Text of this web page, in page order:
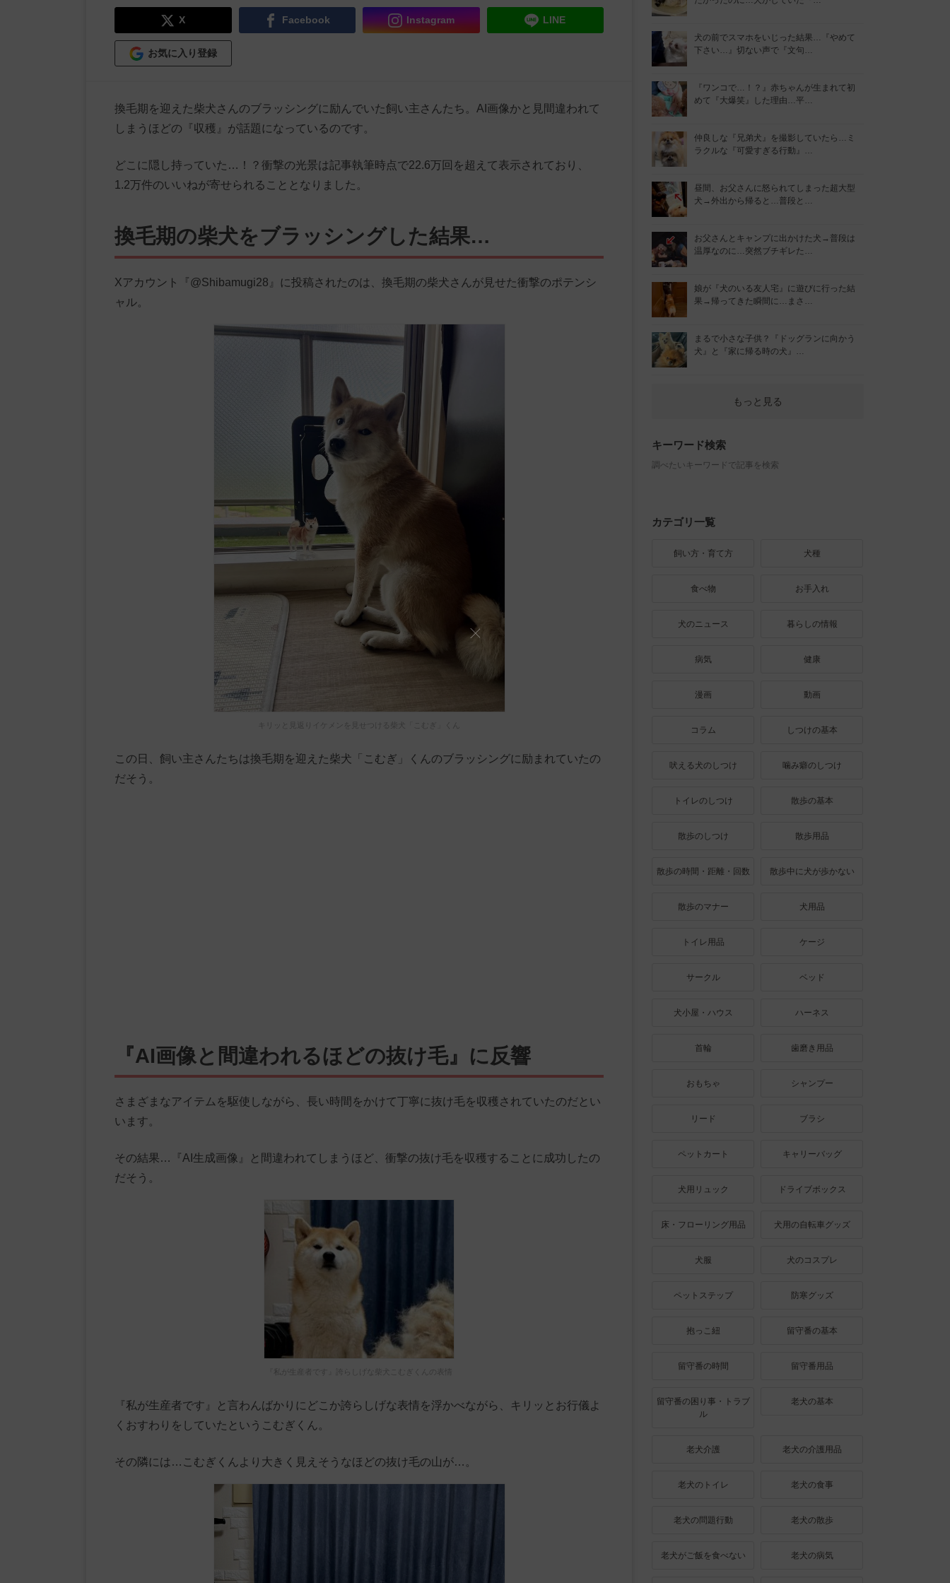
X Facebook Instagram LINE
お気に入り登録
換毛期を迎えた柴犬さんのブラッシングに励んでいた飼い主さんたち。AI画像かと見間違われて
しまうほどの『収穫』が話題になっているのです。
どこに隠し持っていた…！？衝撃の光景は記事執筆時点で22.6万回を超えて表示されており、
1.2万件のいいねが寄せられることとなりました。
換毛期の柴犬をブラッシングした結果…
Xアカウント『@Shibamugi28』に投稿されたのは、換毛期の柴犬さんが見せた衝撃のポテンシ
ャル。
キリッと見返りイケメンを見せつける柴犬「こむぎ」くん
この日、飼い主さんたちは換毛期を迎えた柴犬「こむぎ」くんのブラッシングに励まれていたの
だそう。
『AI画像と間違われるほどの抜け毛』に反響
さまざまなアイテムを駆使しながら、長い時間をかけて丁寧に抜け毛を収穫されていたのだとい
います。
その結果…『AI生成画像』と間違われてしまうほど、衝撃の抜け毛を収穫することに成功したの
だそう。
『私が生産者です』誇らしげな柴犬こむぎくんの表情
『私が生産者です』と言わんばかりにどこか誇らしげな表情を浮かべながら、キリッとお行儀よ
くおすわりをしていたというこむぎくん。
その隣には…こむぎくんより大きく見えそうなほどの抜け毛の山が…。
犬の前でスマホをいじった結果…『やめて
下さい…』切ない声で『文句…
『ワンコで…！？』赤ちゃんが生まれて初
めて『大爆笑』した理由…平…
仲良しな『兄弟犬』を撮影していたら…ミ
ラクルな『可愛すぎる行動』…
昼間、お父さんに怒られてしまった超大型
犬→外出から帰ると…普段と…
お父さんとキャンプに出かけた犬→普段は
温厚なのに…突然ブチギレた…
娘が『犬のいる友人宅』に遊びに行った結
果→帰ってきた瞬間に…まさ…
まるで小さな子供？『ドッグランに向かう
犬』と『家に帰る時の犬』…
もっと見る
キーワード検索
調べたいキーワードで記事を検索
カテゴリ一覧
飼い方・育て方 犬種
食べ物 お手入れ
犬のニュース 暮らしの情報
病気 健康
漫画 動画
コラム しつけの基本
吠える犬のしつけ 噛み癖のしつけ
トイレのしつけ 散歩の基本
散歩のしつけ 散歩用品
散歩の時間・距離・回数 散歩中に犬が歩かない
散歩のマナー 犬用品
トイレ用品 ケージ
サークル ベッド
犬小屋・ハウス ハーネス
首輪 歯磨き用品
おもちゃ シャンプー
リード ブラシ
ペットカート キャリーバッグ
犬用リュック ドライブボックス
床・フローリング用品 犬用の自転車グッズ
犬服 犬のコスプレ
ペットステップ 防寒グッズ
抱っこ紐 留守番の基本
留守番の時間 留守番用品
留守番の困り事・トラブ
ル
老犬の基本
老犬介護 老犬の介護用品
老犬のトイレ 老犬の食事
老犬の問題行動 老犬の散歩
老犬がご飯を食べない 老犬の病気